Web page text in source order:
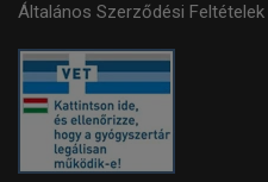
Általános Szerződési Feltételek